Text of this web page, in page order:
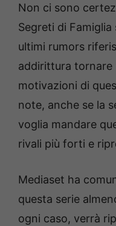
Non ci sono
Segreti di Famiglia
ultimi rumors
addirittura tornare
motivazioni di
note, anche se la
voglia mandare
rivali più forti e
Mediaset ha
questa serie
ogni caso, verrà